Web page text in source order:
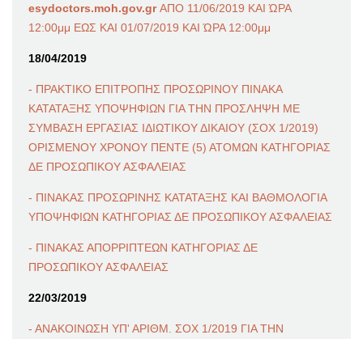
esydoctors.moh.gov.grΑΠΟ 11/06/2019 ΚΑΙ ΏΡΑ
12:00μμ ΕΩΣ ΚΑΙ 01/07/2019 ΚΑΙ ΏΡΑ 12:00μμ
18/04/2019
- ΠΡΑΚΤΙΚΟ ΕΠΙΤΡΟΠΗΣ ΠΡΟΣΩΡΙΝΟΥ ΠΙΝΑΚΑ
ΚΑΤΑΤΑΞΗΣ ΥΠΟΨΗΦΙΩΝ ΓΙΑ ΤΗΝ ΠΡΟΣΛΗΨΗ ΜΕ
ΣΥΜΒΑΣΗ ΕΡΓΑΣΙΑΣ ΙΔΙΩΤΙΚΟΥ ΔΙΚΑΙΟΥ (ΣΟΧ 1/2019)
ΟΡΙΣΜΕΝΟΥ ΧΡΟΝΟΥ ΠΕΝΤΕ (5) ΑΤΟΜΩΝ ΚΑΤΗΓΟΡΙΑΣ
ΔΕ ΠΡΟΣΩΠΙΚΟΥ ΑΣΦΑΛΕΙΑΣ
- ΠΙΝΑΚΑΣ ΠΡΟΣΩΡΙΝΗΣ ΚΑΤΑΤΑΞΗΣ ΚΑΙ ΒΑΘΜΟΛΟΓΙΑ
ΥΠΟΨΗΦΙΩΝ ΚΑΤΗΓΟΡΙΑΣ ΔΕ ΠΡΟΣΩΠΙΚΟΥ ΑΣΦΑΛΕΙΑΣ
- ΠΙΝΑΚΑΣ ΑΠΟΡΡΙΠΤΕΩΝ ΚΑΤΗΓΟΡΙΑΣ ΔΕ
ΠΡΟΣΩΠΙΚΟΥ ΑΣΦΑΛΕΙΑΣ
22/03/2019
- ΑΝΑΚΟΙΝΩΣΗ ΥΠ' ΑΡΙΘΜ. ΣΟΧ 1/2019 ΓΙΑ ΤΗΝ